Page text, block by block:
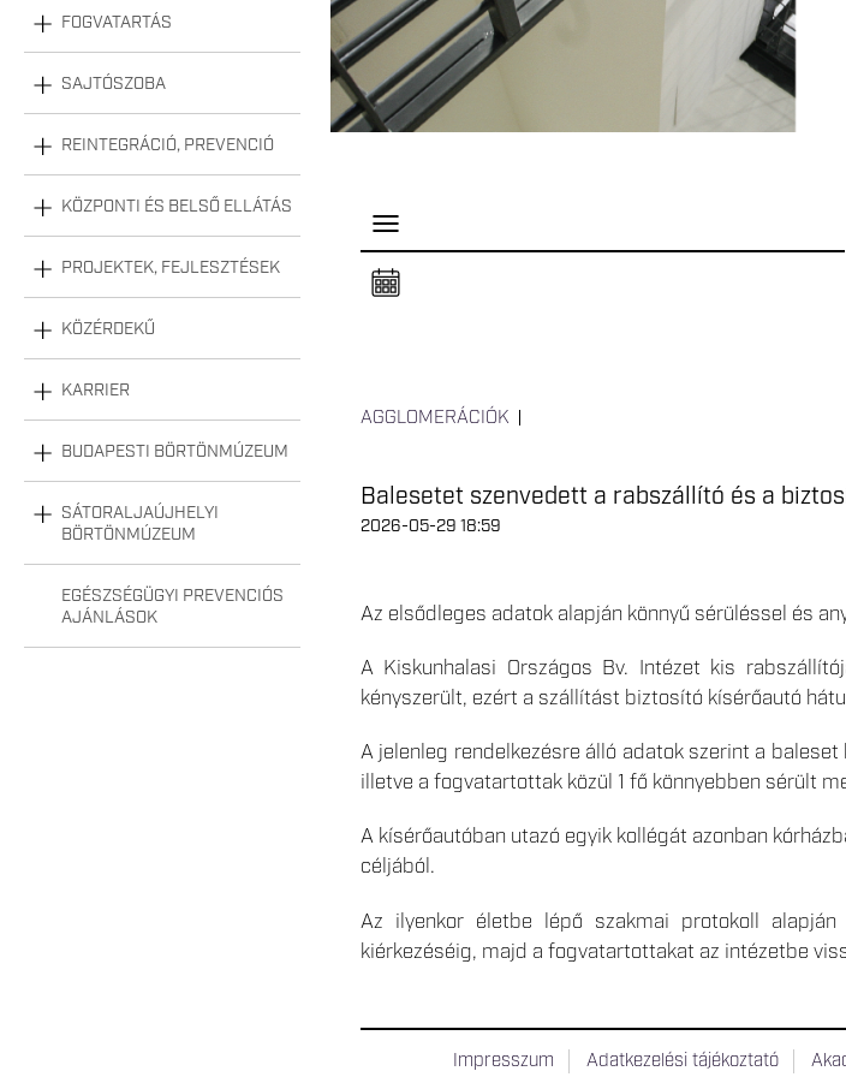
FOGVATARTÁS
SAJTÓSZOBA
REINTEGRÁCIÓ, PREVENCIÓ
KÖZPONTI ÉS BELSŐ ELLÁTÁS
PROJEKTEK, FEJLESZTÉSEK
KÖZÉRDEKŰ
KARRIER
BUDAPESTI BÖRTÖNMÚZEUM
SÁTORALJAÚJHELYI
BÖRTÖNMÚZEUM
EGÉSZSÉGÜGYI PREVENCIÓS
AJÁNLÁSOK
P
e
l
a
AGGLOMERÁCIÓK
Balesetet szenvedett a rabszállító és a
2026-05-29 18:59
Az elsődleges adatok alapján könnyű sérüléssel és
A Kiskunhalasi Országos Bv. Intézet kis
kényszerült, ezért a szállítást biztosító kísérőautó
A jelenleg rendelkezésre álló adatok szerint a
illetve a fogvatartottak közül 1 fő könnyebben sérült
A kísérőautóban utazó egyik kollégát azonban
céljából.
Az ilyenkor életbe lépő szakmai protokoll
kiérkezéséig, majd a fogvatartottakat az intézetbe
Impresszum Adatkezelési tájékoztató